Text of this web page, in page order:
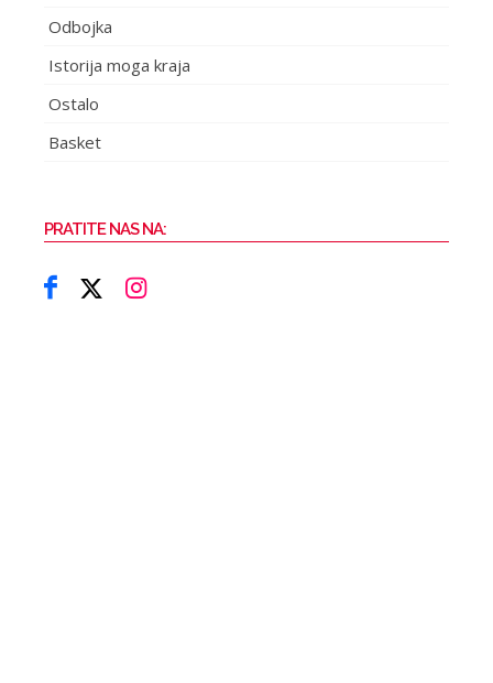
Odbojka
Istorija moga kraja
Ostalo
Basket
PRATITE NAS NA: